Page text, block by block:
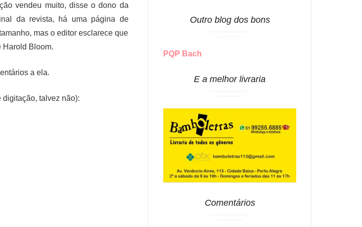
vendeu muito, disse o dono da
da revista, há uma página de
mas o editor esclarece que
Harold Bloom.
a ela.
talvez não):
Outro blog dos bons
PQP Bach
E a melhor livraria
Comentários